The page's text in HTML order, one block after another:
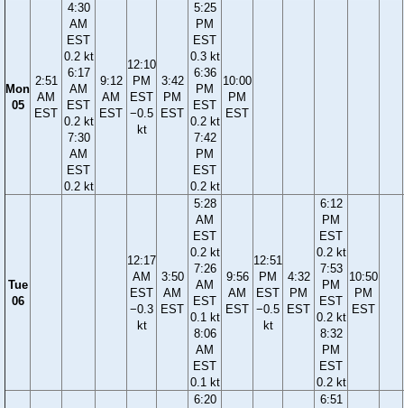
Mon
05
2:51
AM
EST
4:30
AM
EST
0.2 kt
6:17
AM
EST
0.2 kt
7:30
AM
EST
0.2 kt
9:12
AM
EST
12:10
PM
EST
−0.5
kt
3:42
PM
EST
5:25
PM
EST
0.3 kt
6:36
PM
EST
0.2 kt
7:42
PM
EST
0.2 kt
10:00
PM
EST
Tue
06
12:17
AM
EST
−0.3
kt
3:50
AM
EST
5:28
AM
EST
0.2 kt
7:26
AM
EST
0.1 kt
8:06
AM
EST
0.1 kt
9:56
AM
EST
12:51
PM
EST
−0.5
kt
4:32
PM
EST
6:12
PM
EST
0.2 kt
7:53
PM
EST
0.2 kt
8:32
PM
EST
0.2 kt
10:50
PM
EST
6:20
6:51